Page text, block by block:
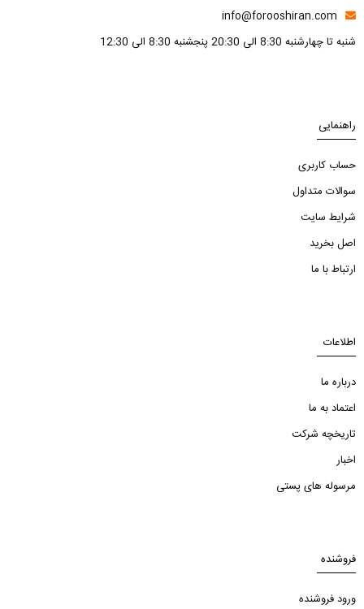
info@forooshiran.com
شنبه تا چهارشنبه 8:30 الی 20:30 پنجشنبه 8:30 الی 12:30
راهنمایی
حساب کاربری
سوالات متداول
شرایط سایت
اصل بخرید
ارتباط با ما
اطلاعات
درباره ما
اعتماد به ما
تاریخچه شرکت
اخبار
مرسوله های پستی
فروشنده
ورود فروشنده